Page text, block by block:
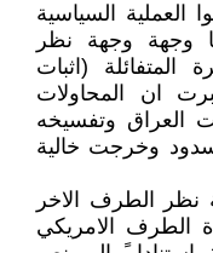
العملية السياسية
وجهة وجهة نظر
المتفائلة (اثبات
ان المحاولات
العراق وتفسيخه
وخرجت خالية
نظر الطرف الاخر
الطرف الامريكي